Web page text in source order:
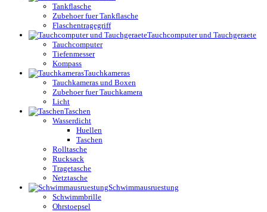
Tankflasche
Zubehoer fuer Tankflasche
Flaschentragegriff
Tauchcomputer und Tauchgeraete
Tauchcomputer
Tiefenmesser
Kompass
Tauchkameras
Tauchkameras und Boxen
Zubehoer fuer Tauchkamera
Licht
Taschen
Wasserdicht
Huellen
Taschen
Rolltasche
Rucksack
Tragetasche
Netztasche
Schwimmausruestung
Schwimmbrille
Ohrstoepsel